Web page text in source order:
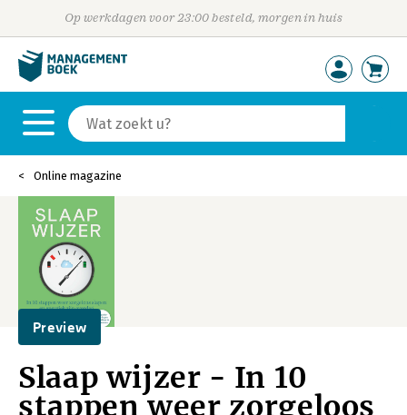
Op werkdagen voor 23:00 besteld, morgen in huis
Online magazine
Preview
Slaap wijzer - In 10
stappen weer zorgeloos